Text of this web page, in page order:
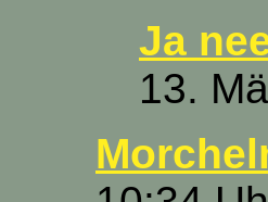
Ja
13.